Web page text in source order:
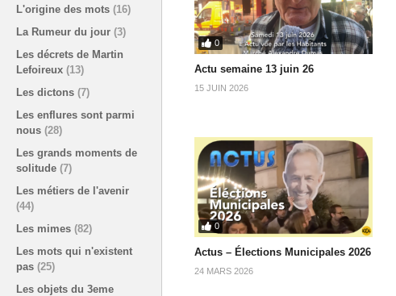
L'origine des mots (16)
La Rumeur du jour (3)
Les décrets de Martin
Lefoireux (13)
Les dictons (7)
Les enflures sont parmi
nous (28)
Les grands moments de
solitude (7)
Les métiers de l'avenir
(44)
Les mimes (82)
Les mots qui n'existent
pas (25)
Les objets du 3eme
0
Actu semaine 13 juin 26
15 JUIN 2026
0
Actus – Élections Municipales 2026
24 MARS 2026